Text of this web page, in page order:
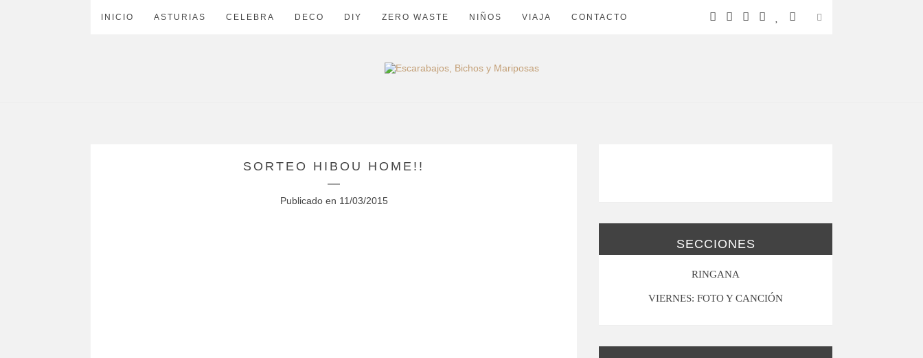
INICIO ASTURIAS CELEBRA DECO DIY ZERO WASTE NIÑOS VIAJA CONTACTO
SORTEO HIBOU HOME!!
Publicado en 11/03/2015
SECCIONES
RINGANA
VIERNES: FOTO Y CANCIÓN